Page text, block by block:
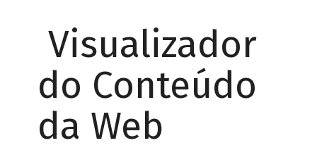
Visualizador
do Conteúdo
da Web